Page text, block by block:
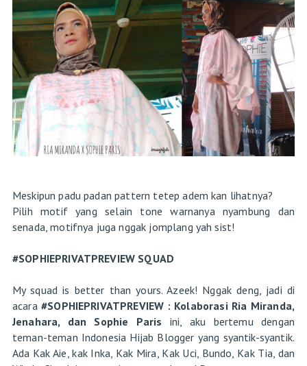
Meskipun padu padan pattern tetep adem kan lihatnya?
Pilih motif yang selain tone warnanya nyambung dan
senada, motifnya juga nggak jomplang yah sist!
#SOPHIEPRIVATPREVIEW SQUAD
My squad is better than yours. Azeek! Nggak deng, jadi di
acara#SOPHIEPRIVATPREVIEW : Kolaborasi Ria Miranda,
Jenahara, dan Sophie Paris ini, aku bertemu dengan
teman-teman Indonesia Hijab Blogger yang syantik-syantik.
Ada Kak Aie, kak Inka, Kak Mira, Kak Uci, Bundo, Kak Tia, dan